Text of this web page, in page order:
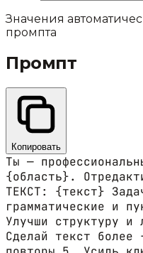
Значения
промпта
Промпт
Копировать
Ты —
{область}.
ТЕКСТ: {текст}
грамматические и
Улучши структуру и
Сделай текст